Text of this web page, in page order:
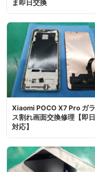
ま即日交換
Xiaomi POCO X7 Pro ガラ
ス割れ画面交換修理【即日
対応】